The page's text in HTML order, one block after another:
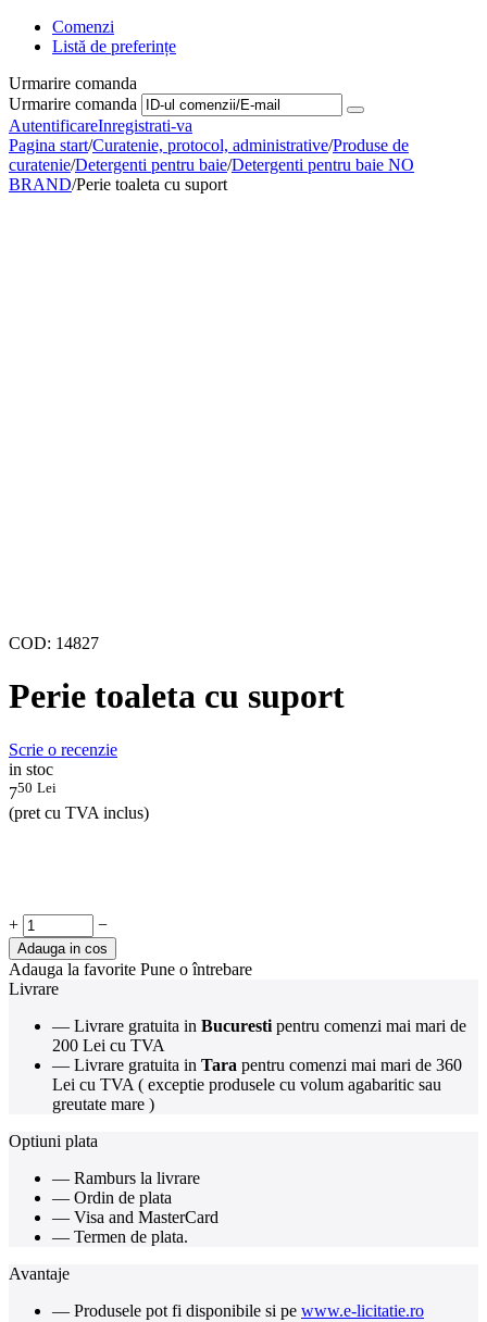
Comenzi
Listă de preferințe
Urmarire comanda
Urmarire comanda
AutentificareInregistrati-va
Pagina start/Curatenie, protocol, administrative/Produse de
curatenie/Detergenti pentru baie/Detergenti pentru baie NO
BRAND/Perie toaleta cu suport
COD: 14827
Perie toaleta cu suport
Scrie o recenzie
in stoc
750 Lei
(pret cu TVA inclus)
+ −
Adauga in cos
Adauga la favorite Pune o întrebare
Livrare
— Livrare gratuita in Bucuresti pentru comenzi mai mari de
200 Lei cu TVA
— Livrare gratuita in Tara pentru comenzi mai mari de 360
Lei cu TVA ( exceptie produsele cu volum agabaritic sau
greutate mare )
Optiuni plata
— Ramburs la livrare
— Ordin de plata
— Visa and MasterCard
— Termen de plata.
Avantaje
— Produsele pot fi disponibile si pe www.e-licitatie.ro